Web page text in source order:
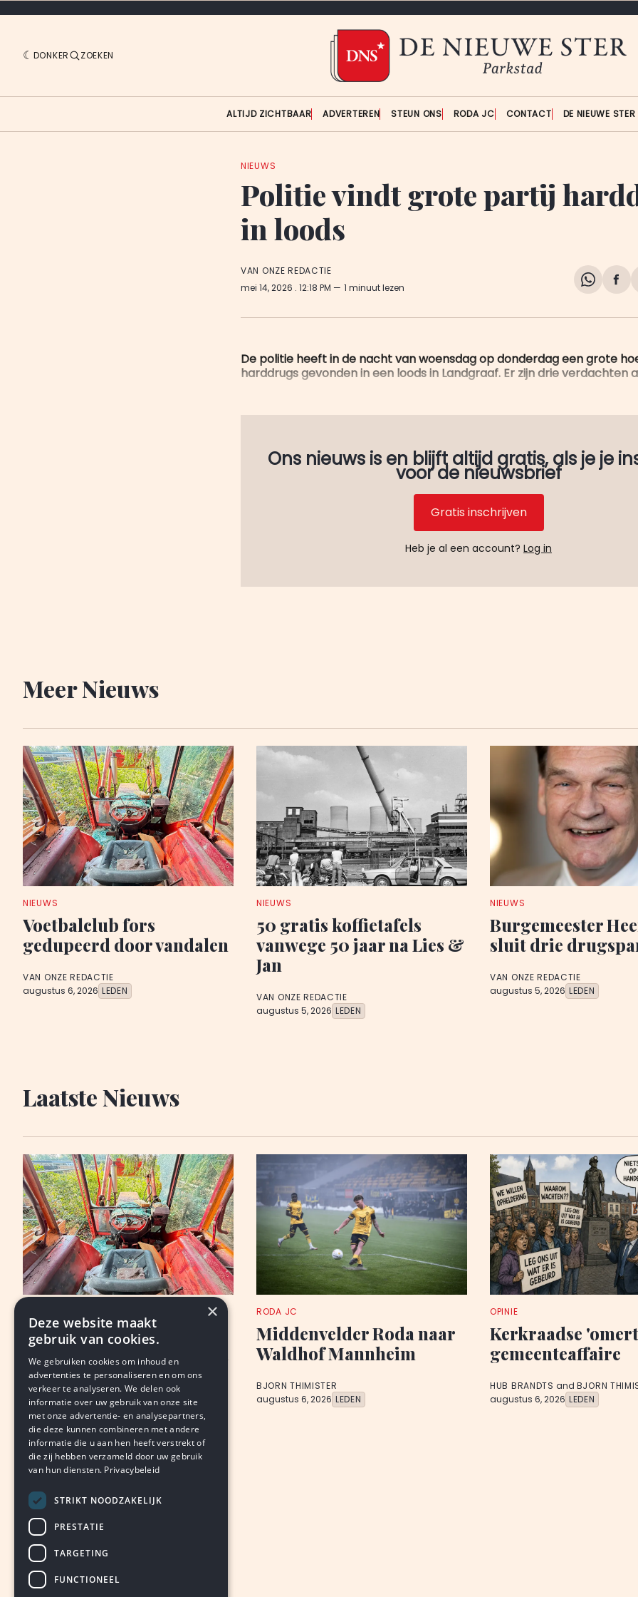
DONKER ZOEKEN
ALTIJD ZICHTBAAR ADVERTEREN STEUN ONS RODA JC CONTACT DE NIEUWE
NIEUWS
Politie vindt grote partij
in loods
VAN ONZE REDACTIE
mei 14, 2026 . 12:18 PM 1 minuut lezen
Share
De politie heeft in de nacht van woensdag op donderdag een grote
harddrugs gevonden in een loods in Landgraaf. Er zijn drie verdachten
Ons nieuws is en blijft altijd gratis, als je je
voor de nieuwsbrief
Gratis inschrijven
Heb je al een account? Log in
Meer Nieuws
NIEUWS
Voetbalclub fors
gedupeerd door vandalen
VAN ONZE REDACTIE
augustus 6, 2026 LEDEN
NIEUWS
50 gratis koffietafels
vanwege 50 jaar na Lies &
Jan
VAN ONZE REDACTIE
augustus 5, 2026 LEDEN
NIEUWS
Burgemeester
sluit drie
VAN ONZE REDACTIE
augustus 5, 2026 LEDEN
Laatste Nieuws
Voetbalclub fors
gedupeerd door vandalen
VAN ONZE REDACTIE
augustus 6, 2026 LEDEN
RODA JC
Middenvelder Roda naar
Waldhof Mannheim
BJORN THIMISTER
augustus 6, 2026 LEDEN
OPINIE
Kerkraadse
gemeenteaffaire
HUB BRANDTS and BJORN
augustus 6, 2026 LEDEN
×
Deze website maakt
gebruik van cookies.
We gebruiken cookies om inhoud en
advertenties te personaliseren en om ons
verkeer te analyseren. We delen ook
informatie over uw gebruik van onze site
met onze advertentie- en analysepartners,
die deze kunnen combineren met andere
informatie die u aan hen heeft verstrekt of
die zij hebben verzameld door uw gebruik
van hun diensten. Privacybeleid
STRIKT NOODZAKELIJK
PRESTATIE
TARGETING
FUNCTIONEEL